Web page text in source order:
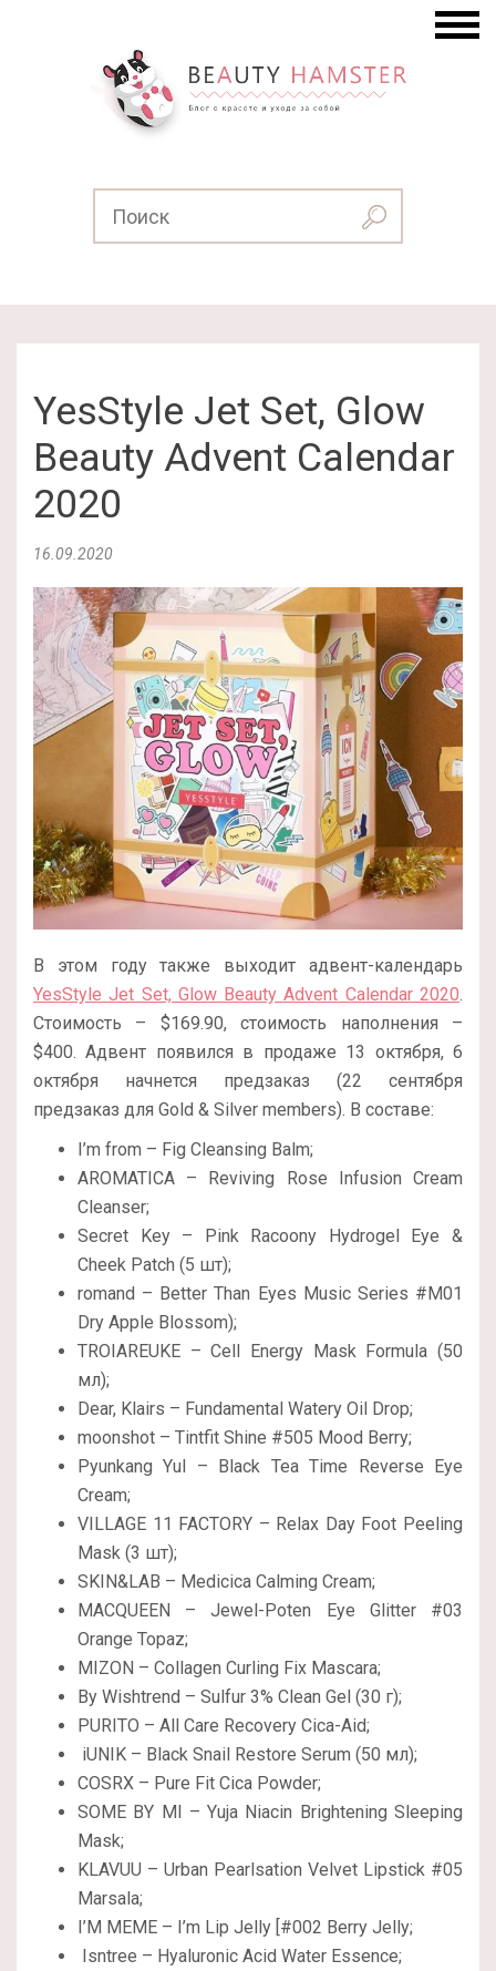
YesStyle Jet Set, Glow
Beauty Advent Calendar
2020
16.09.2020
В этом году также выходит адвент-календарь
YesStyle Jet Set, Glow Beauty Advent Calendar 2020.
Стоимость – $169.90, стоимость наполнения –
$400. Адвент появился в продаже 13 октября, 6
октября начнется предзаказ (22 сентября
предзаказ для Gold & Silver members). В составе:
I’m from – Fig Cleansing Balm;
AROMATICA – Reviving Rose Infusion Cream
Cleanser;
Secret Key – Pink Racoony Hydrogel Eye &
Cheek Patch (5 шт);
romand – Better Than Eyes Music Series #M01
Dry Apple Blossom);
TROIAREUKE – Cell Energy Mask Formula (50
мл);
Dear, Klairs – Fundamental Watery Oil Drop;
moonshot – Tintfit Shine #505 Mood Berry;
Pyunkang Yul – Black Tea Time Reverse Eye
Cream;
VILLAGE 11 FACTORY – Relax Day Foot Peeling
Mask (3 шт);
SKIN&LAB – Medicica Calming Cream;
MACQUEEN – Jewel-Poten Eye Glitter #03
Orange Topaz;
MIZON – Collagen Curling Fix Mascara;
By Wishtrend – Sulfur 3% Clean Gel (30 г);
PURITO – All Care Recovery Cica-Aid;
iUNIK – Black Snail Restore Serum (50 мл);
COSRX – Pure Fit Cica Powder;
SOME BY MI – Yuja Niacin Brightening Sleeping
Mask;
KLAVUU – Urban Pearlsation Velvet Lipstick #05
Marsala;
I’M MEME – I’m Lip Jelly [#002 Berry Jelly;
Isntree – Hyaluronic Acid Water Essence;